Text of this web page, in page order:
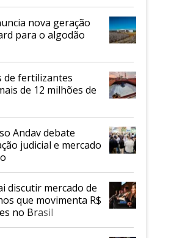
nova geração
para o algodão
de fertilizantes
de 12 milhões de
Andav debate
judicial e mercado
discutir mercado de
que movimenta R$
no Brasil